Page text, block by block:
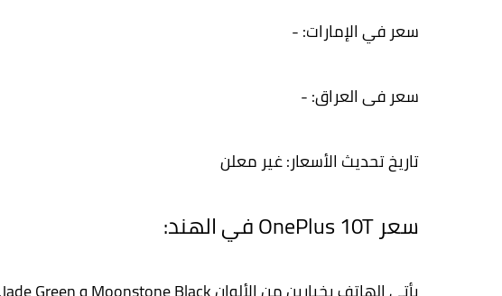
سعر في الإمارات: -
سعر فى العراق: -
تاريخ تحديث الأسعار: غير معلن
سعر OnePlus 10T في الهند: